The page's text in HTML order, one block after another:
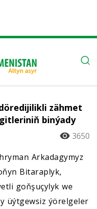
zähmet
binýady
3650
Arkadagymyz
Bitaraplyk,
goňşuçylyk we
üýtgewsiz ýörelgeler